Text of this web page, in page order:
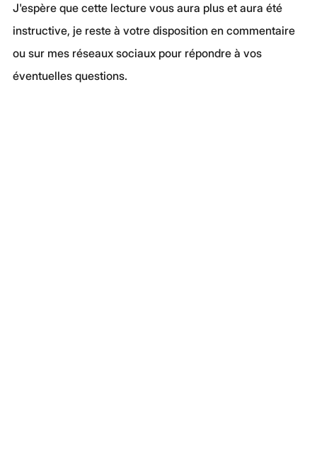
J'espère que cette lecture vous aura plus et aura été
instructive, je reste à votre disposition en commentaire
ou sur mes réseaux sociaux pour répondre à vos
éventuelles questions.